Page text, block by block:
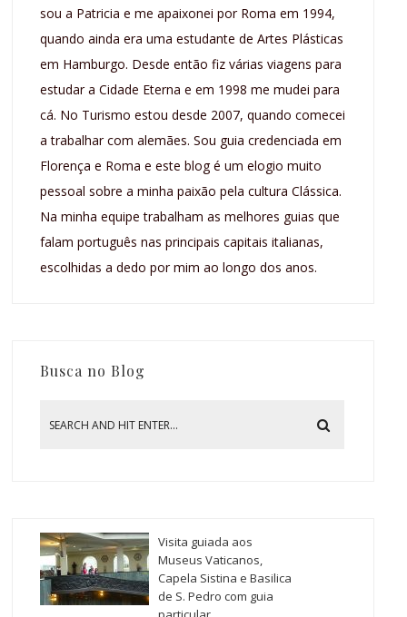
sou a Patricia e me apaixonei por Roma em 1994,
quando ainda era uma estudante de Artes Plásticas
em Hamburgo. Desde então fiz várias viagens para
estudar a Cidade Eterna e em 1998 me mudei para
cá. No Turismo estou desde 2007, quando comecei
a trabalhar com alemães. Sou guia credenciada em
Florença e Roma e este blog é um elogio muito
pessoal sobre a minha paixão pela cultura Clássica.
Na minha equipe trabalham as melhores guias que
falam português nas principais capitais italianas,
escolhidas a dedo por mim ao longo dos anos.
Busca no Blog
Visita guiada aos
Museus Vaticanos,
Capela Sistina e Basilica
de S. Pedro com guia